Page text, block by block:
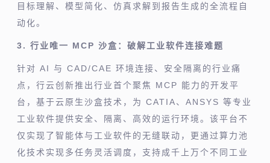
目标理解、模型简化、仿真求解到报告生成的全流程自
动化。
3. 行业唯一 MCP 沙盒：破解工业软件连接难题
针对 AI 与 CAD/CAE 环境连接、安全隔离的行业痛
点，行云创新推出行业首个聚焦 MCP 能力的开发平
台，基于云原生沙盒技术，为 CATIA、ANSYS 等专业
工业软件提供安全、隔离、高效的运行环境。该平台不
仅实现了智能体与工业软件的无缝联动，更通过算力池
化技术实现多任务灵活调度，支持成千上万个不同工业